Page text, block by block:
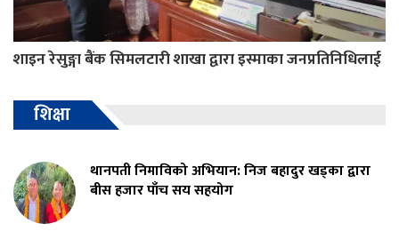
शाइन रेसुङ्गा बैंक सिमलटारी शाखा द्वारा इस्माका जनप्रतिनिधिलाई
शिक्षा
थानपती निमाविको अभियान: निज बहादुर खड्का द्वारा
बीस हजार पाँच सय सहयोग